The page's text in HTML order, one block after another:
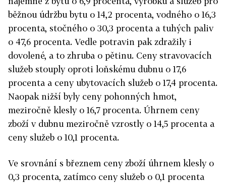
běžnou údržbu bytu o 14,2 procenta, vodného o 16,3
procenta, stočného o 30,3 procenta a tuhých paliv
o 47,6 procenta. Vedle potravin pak zdražily i
dovolené, a to zhruba o pětinu. Ceny stravovacích
služeb stouply oproti loňskému dubnu o 17,6
procenta a ceny ubytovacích služeb o 17,4 procenta.
Naopak nižší byly ceny pohonných hmot,
meziročně klesly o 16,7 procenta. Úhrnem ceny
zboží v dubnu meziročně vzrostly o 14,5 procenta a
ceny služeb o 10,1 procenta.
Ve srovnání s březnem ceny zboží úhrnem klesly o
0,3 procenta, zatímco ceny služeb o 0,1 procenta